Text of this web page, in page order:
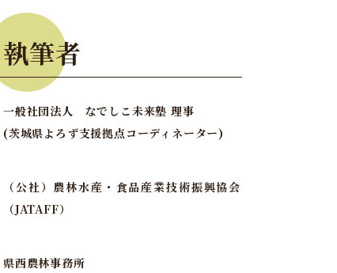
執筆者
一般社団法人 なでしこ未来塾 理事
(茨城県よろず支援拠点コーディネーター)
（公社）農林水産・食品産業技術振興協会
（JATAFF）
県西農林事務所